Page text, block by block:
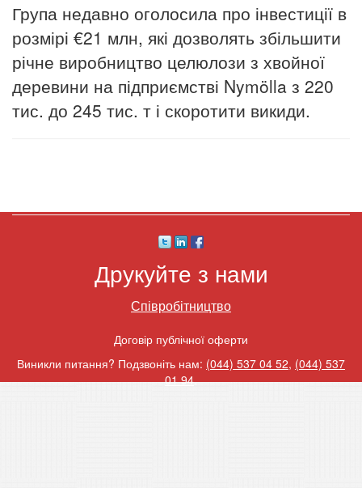
Група недавно оголосила про інвестиції в
розмірі €21 млн, які дозволять збільшити
річне виробництво целюлози з хвойної
деревини на підприємстві Nymölla з 220
тис. до 245 тис. т і скоротити викиди.
Друкуйте з нами
Співробітництво
Договір публічної оферти
Виникли питання? Подзвоніть нам: (044) 537 04 52, (044) 537
01 94.